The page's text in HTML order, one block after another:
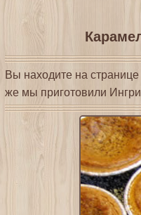
Вы находите на странице
же мы приготовили